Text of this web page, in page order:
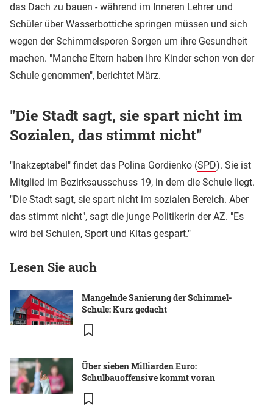
das Dach zu bauen - während im Inneren Lehrer und
Schüler über Wasserbottiche springen müssen und sich
wegen der Schimmelsporen Sorgen um ihre Gesundheit
machen. "Manche Eltern haben ihre Kinder schon von der
Schule genommen", berichtet März.
"Die Stadt sagt, sie spart nicht im
Sozialen, das stimmt nicht"
"Inakzeptabel" findet das Polina Gordienko (SPD). Sie ist
Mitglied im Bezirksausschuss 19, in dem die Schule liegt.
"Die Stadt sagt, sie spart nicht im sozialen Bereich. Aber
das stimmt nicht", sagt die junge Politikerin der AZ. "Es
wird bei Schulen, Sport und Kitas gespart."
Lesen Sie auch
Mangelnde Sanierung der Schimmel-
Schule: Kurz gedacht
Über sieben Milliarden Euro:
Schulbauoffensive kommt voran